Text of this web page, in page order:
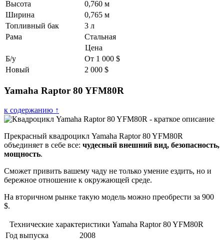
Высота
0,760 м
Ширина
0,765 м
Топливный бак
3 л
Рама
Стальная
Цена
Б/у
От 1 000 $
Новый
2 000 $
Yamaha Raptor 80 YFM80R
к содержанию ↑
Прекрасный квадроцикл Yamaha Raptor 80 YFM80R
объединяет в себе все: чудесный внешний вид, безопасность,
мощность.
Сможет привить вашему чаду не только умение ездить, но и
бережное отношение к окружающей среде.
На вторичном рынке такую модель можно преобрести за 900
$.
Технические характеристики Yamaha Raptor 80 YFM80R
Год выпуска
2008